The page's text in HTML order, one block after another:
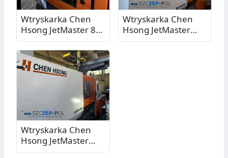
Wtryskarka Chen
Hsong JetMaster 88-
MK6 z robotem
Sepro Industrial
Robot Succes 7, 88T,
2021
Wtryskarka Chen
Hsong JetMaster
128-MK6 z robotem
Wtryskarka Chen
Hsong JetMaster
208-MK6 z robotem